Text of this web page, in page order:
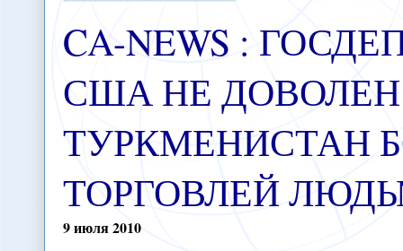
CA-NEWS :
США НЕ
ТУРКМЕНИСТАН
ТОРГОВЛЕЙ
9июля2010